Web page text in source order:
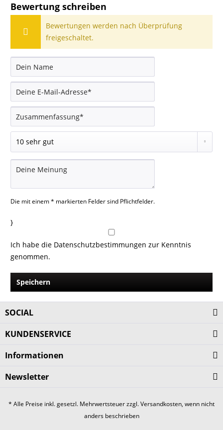
Bewertung schreiben
Bewertungen werden nach Überprüfung
freigeschaltet.
Die mit einem * markierten Felder sind Pflichtfelder.
}
Ich habe die Datenschutzbestimmungen zur Kenntnis
genommen.
Speichern
SOCIAL
KUNDENSERVICE
Informationen
Newsletter
* Alle Preise inkl. gesetzl. Mehrwertsteuer zzgl.Versandkosten, wenn nicht
anders beschrieben